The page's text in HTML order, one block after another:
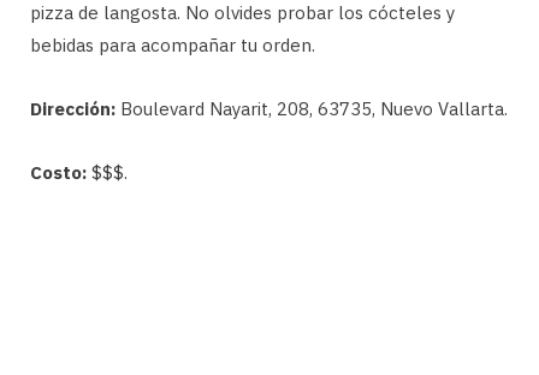
pizza de langosta. No olvides probar los cócteles y
bebidas para acompañar tu orden.
Dirección: Boulevard Nayarit, 208, 63735, Nuevo Vallarta.
Costo: $$$.